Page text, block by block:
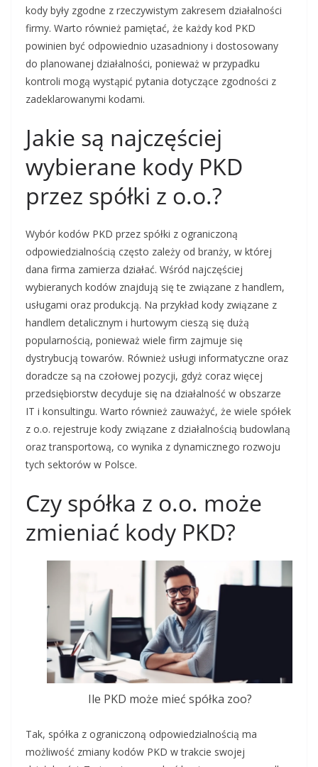
kody były zgodne z rzeczywistym zakresem działalności
firmy. Warto również pamiętać, że każdy kod PKD
powinien być odpowiednio uzasadniony i dostosowany
do planowanej działalności, ponieważ w przypadku
kontroli mogą wystąpić pytania dotyczące zgodności z
zadeklarowanymi kodami.
Jakie są najczęściej
wybierane kody PKD
przez spółki z o.o.?
Wybór kodów PKD przez spółki z ograniczoną
odpowiedzialnością często zależy od branży, w której
dana firma zamierza działać. Wśród najczęściej
wybieranych kodów znajdują się te związane z handlem,
usługami oraz produkcją. Na przykład kody związane z
handlem detalicznym i hurtowym cieszą się dużą
popularnością, ponieważ wiele firm zajmuje się
dystrybucją towarów. Również usługi informatyczne oraz
doradcze są na czołowej pozycji, gdyż coraz więcej
przedsiębiorstw decyduje się na działalność w obszarze
IT i konsultingu. Warto również zauważyć, że wiele spółek
z o.o. rejestruje kody związane z działalnością budowlaną
oraz transportową, co wynika z dynamicznego rozwoju
tych sektorów w Polsce.
Czy spółka z o.o. może
zmieniać kody PKD?
Ile PKD może mieć spółka zoo?
Tak, spółka z ograniczoną odpowiedzialnością ma
możliwość zmiany kodów PKD w trakcie swojej